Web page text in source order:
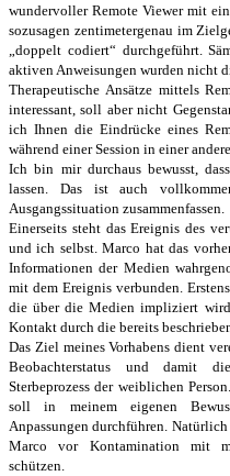
wundervoller Remote Viewer mit
sozusagen zentimetergenau im
„doppelt codiert“ durchgeführt.
aktiven Anweisungen wurden nicht
Therapeutische Ansätze mittels
interessant, soll aber nicht
ich Ihnen die Eindrücke eines
während einer Session in einer
Ich bin mir durchaus bewusst,
lassen. Das ist auch
Ausgangssituation zusammenfassen.
Einerseits steht das Ereignis des
und ich selbst. Marco hat das
Informationen der Medien
mit dem Ereignis verbunden.
die über die Medien impliziert
Kontakt durch die bereits
Das Ziel meines Vorhabens dient
Beobachterstatus und damit
Sterbeprozess der weiblichen
soll in meinem eigenen
Anpassungen durchführen.
Marco vor Kontamination mit
schützen.